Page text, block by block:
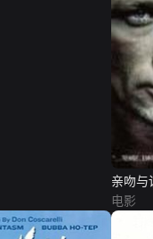
亲吻与
电影